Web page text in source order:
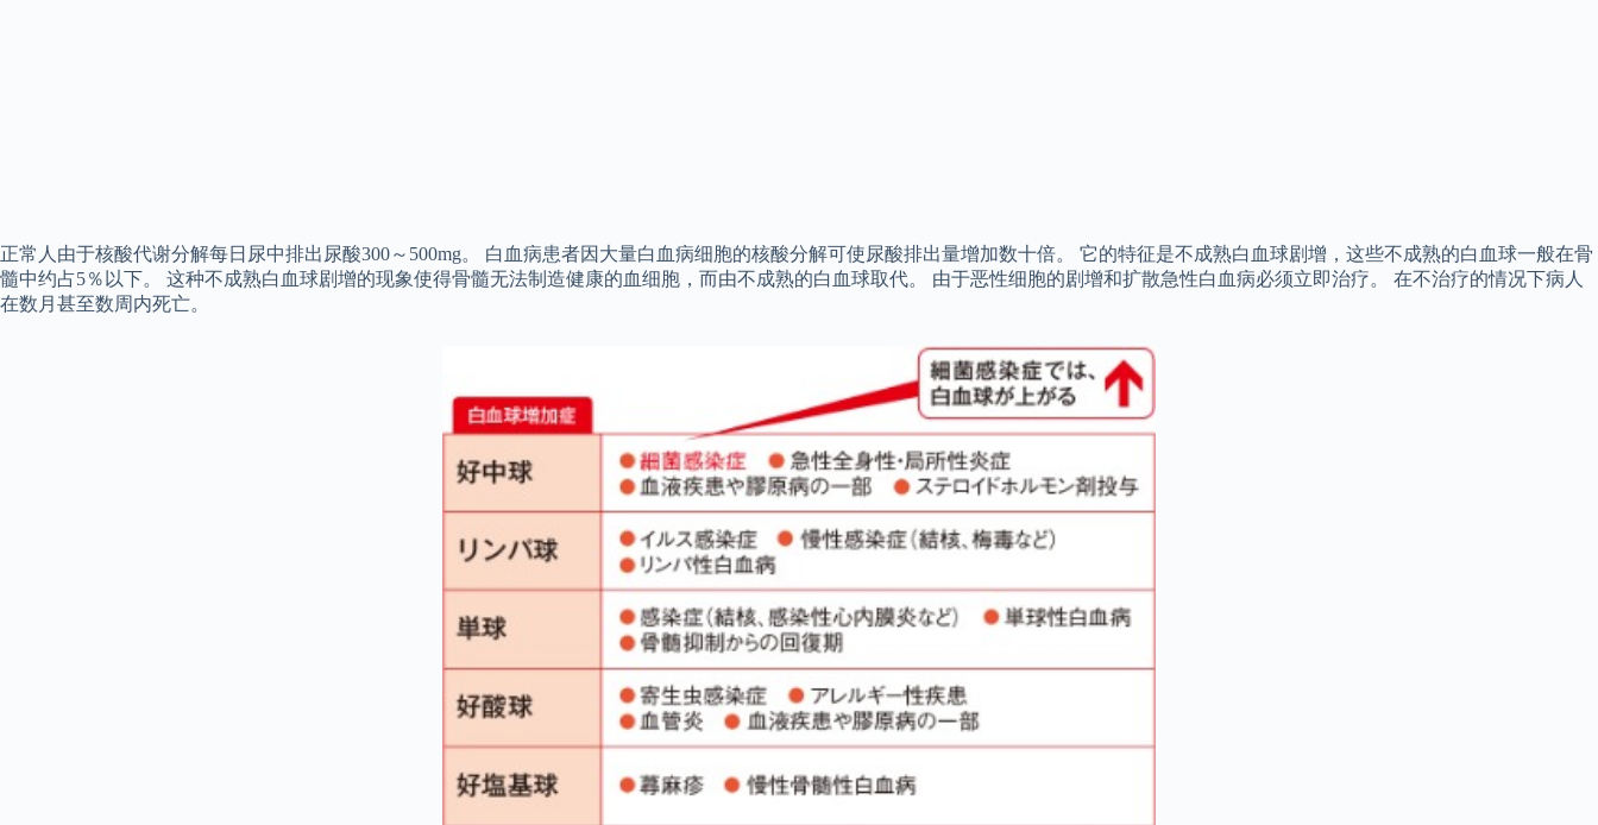
正常人由于核酸代谢分解每日尿中排出尿酸300～500mg。 白血病患者因大量白血病细胞的核酸分解可使尿酸排出量增加数十倍。 它的特征是不成熟白血球剧增，这些不成熟的白血球一般在骨
髓中约占5％以下。 这种不成熟白血球剧增的现象使得骨髓无法制造健康的血细胞，而由不成熟的白血球取代。 由于恶性细胞的剧增和扩散急性白血病必须立即治疗。 在不治疗的情况下病人
在数月甚至数周内死亡。